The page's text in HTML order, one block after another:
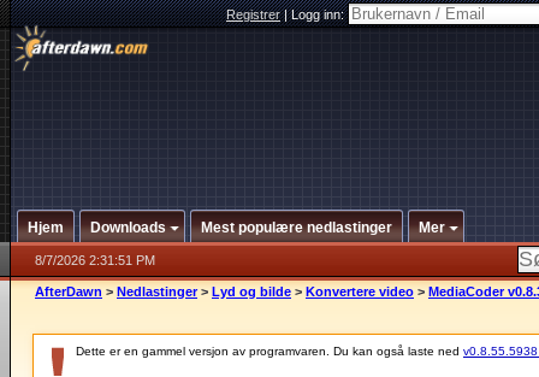
Registrer|Logg inn:
Hjem Downloads Mest populære nedlastinger Mer
8/7/2026 2:31:51 PM
AfterDawn > Nedlastinger > Lyd og bilde > Konvertere video > MediaCoder
Dette er en gammel versjon av programvaren. Du kan også laste ned v0.8.55.5938